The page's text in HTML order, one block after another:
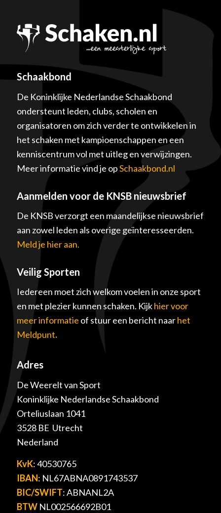
Schaakbond
De Koninklijke Nederlandse Schaakbond
ondersteunt leden, clubs, scholen en
organisatoren om zich verder te ontwikkelen in
het schaken met kampioenschappen en een
kenniscentrum vol met uitleg en verwijzingen.
Meer informatie vind je opSchaakbond.nl
Aanmelden voor de KNSB nieuwsbrief
De KNSB verzorgt een maandelijkse nieuwsbrief
aan zowel leden als overige geïnteresseerden.
Meld je hier aan.
Veilig Sporten
Iedereen moet zich welkom voelen in onze sport
en met plezier kunnen schaken. Kijkhier voor
meer informatie of stuur een bericht naarhet
Meldpunt.
Adres
De Weerelt van Sport
Koninklijke Nederlandse Schaakbond
Orteliuslaan 1041
3528 BE Utrecht
Nederland
KvK: 40530765
IBAN: NL67ABNA0891743537
BIC/SWIFT: ABNANL2A
BTWNL002566692B01